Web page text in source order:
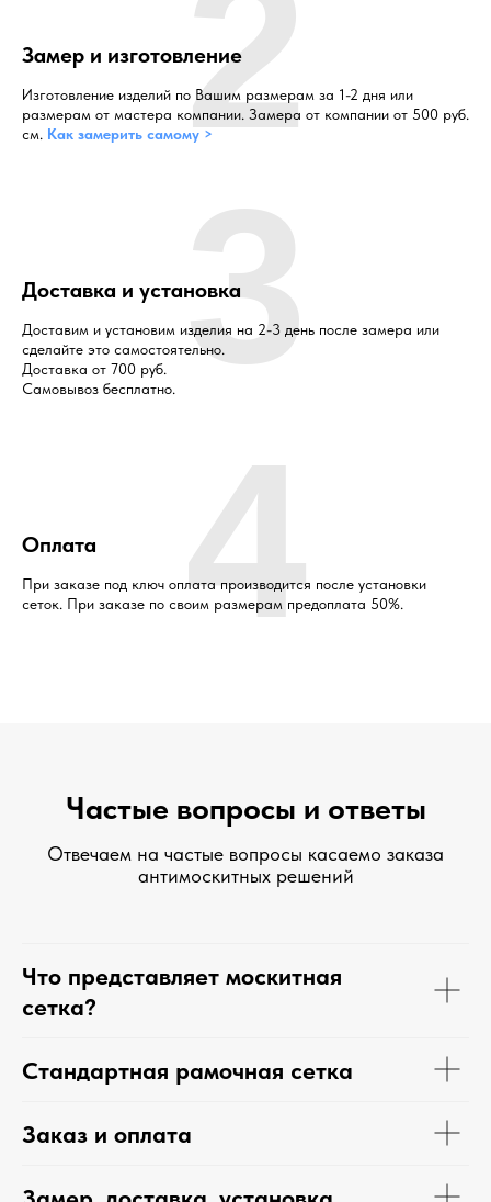
Замер и изготовление
Изготовление изделий по Вашим размерам за 1-2 дня или
размерам от мастера компании. Замера от компании от 500 руб.
см. Как замерить самому >2
Доставка и установка
Доставим и установим изделия на 2-3 день после замера или
сделайте это самостоятельно.
Доставка от 700 руб.
Самовывоз бесплатно. 3
Оплата
При заказе под ключ оплата производится после установки
сеток. При заказе по своим размерам предоплата 50%.
4
Частые вопросы и ответы
Отвечаем на частые вопросы касаемо заказа
антимоскитных решений
Что представляет москитная
сетка?
Стандартная рамочная сетка
Заказ и оплата